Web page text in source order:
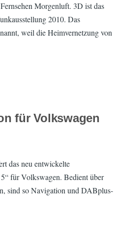
Morgenluft. 3D ist das
2010. Das
weil die Heimvernetzung von
für Volkswagen
das neu entwickelte
für Volkswagen. Bedient über
sind so Navigation und DABplus-